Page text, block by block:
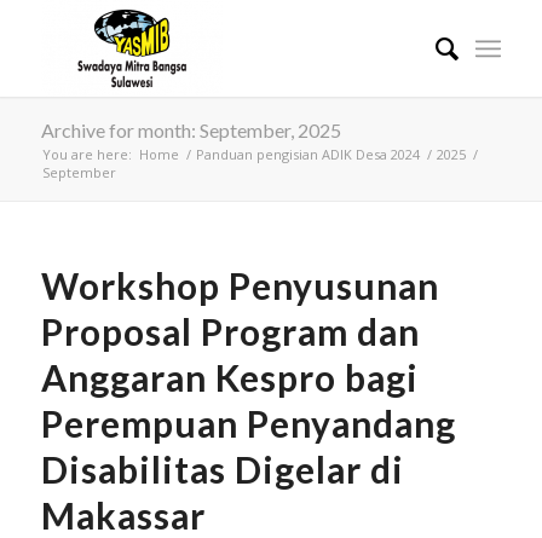
Archive for month: September, 2025
You are here: Home / Panduan pengisian ADIK Desa 2024 / 2025 /
September
Workshop Penyusunan
Proposal Program dan
Anggaran Kespro bagi
Perempuan Penyandang
Disabilitas Digelar di
Makassar